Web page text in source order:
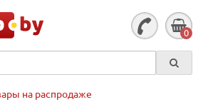
0
на распродаже